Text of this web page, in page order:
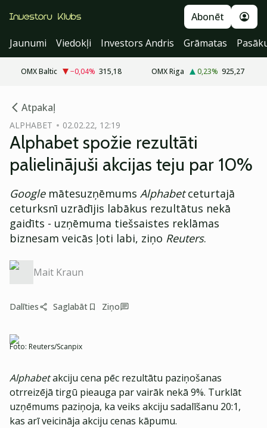
Abonēt
Jaunumi
Viedokļi Investors Andris Grāmatas
OMX Baltic −0,04% 315,18 OMX Riga 0,23% 925,27
Atpakaļ
ALPHABET 02.02.22, 12:19
Alphabet spožie rezultāti
palielinājuši akcijas teju par 10%
Googlemātesuzņēmums Alphabetceturtajā
ceturksnī uzrādījis labākus rezultātus nekā
gaidīts - uzņēmuma tiešsaistes reklāmas
biznesam veicās ļoti labi, ziņo Reuters.
Mait Kraun
Dalīties Saglabāt Ziņo
Foto: Reuters/Scanpix
Alphabetakciju cena pēc rezultātu paziņošanas
otrreizējā tirgū pieauga par vairāk nekā 9%. Turklāt
uzņēmums paziņoja, ka veiks akciju sadalīšanu 20:1,
kas arī veicināja akciju cenas kāpumu.